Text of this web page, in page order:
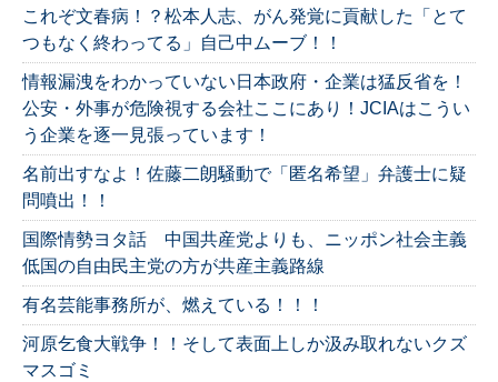
これぞ文春病！？松本人志、がん発覚に貢献した「とて
つもなく終わってる」自己中ムーブ！！
情報漏洩をわかっていない日本政府・企業は猛反省を！
公安・外事が危険視する会社ここにあり！JCIAはこうい
う企業を逐一見張っています！
名前出すなよ！佐藤二朗騒動で「匿名希望」弁護士に疑
問噴出！！
国際情勢ヨタ話 中国共産党よりも、ニッポン社会主義
低国の自由民主党の方が共産主義路線
有名芸能事務所が、燃えている！！！
河原乞食大戦争！！そして表面上しか汲み取れないクズ
マスゴミ